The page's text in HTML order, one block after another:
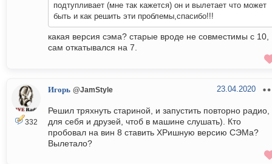
подтупливает (мне так кажется) он и вылетает что может
быть и как решить эти проблемы,спасибо!!!
какая версия сэма? старые вроде не совместимы с 10,
сам откатывался на 7.
332
Игорь @JamStyle 23.04.2020
Решил тряхнуть стариной, и запустить повторно радио,
для себя и друзей, чтоб в машине слушать). Кто
пробовал на вин 8 ставить ХРишную версию СЭМа?
Вылетало?